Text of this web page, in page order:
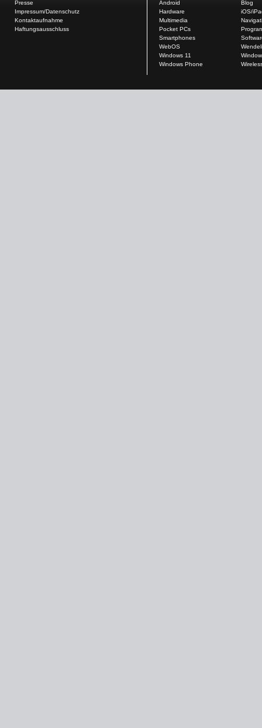
Presse
Impressum/Datenschutz
Kontaktaufnahme
Haftungsausschluss
Android
Blog
Hardware
iOS/
Multimedia
Pocket PCs
Smartphones
WebOS
Windows 11
Windows Phone